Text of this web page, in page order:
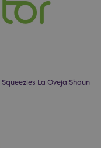
La Oveja Shaun